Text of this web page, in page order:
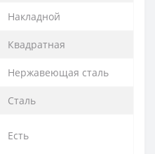
Накладной
Квадратная
Нержавеющая сталь
Сталь
Есть